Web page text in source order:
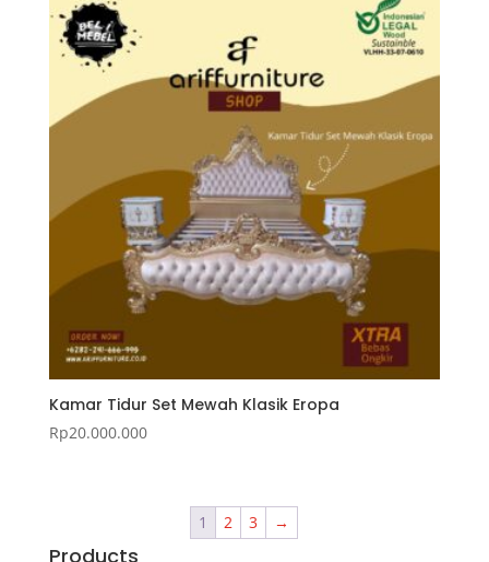
Kamar Tidur Set Mewah Klasik Eropa
Rp20.000.000
1 2 3 →
Products